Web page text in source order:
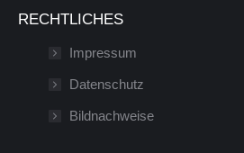
wird
Fenster
Seite
wird
neuen
RECHTLICHES
Impressum
Datenschutz
Bildnachweise